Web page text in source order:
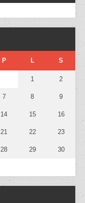
P L S
1 2
7 8 9
14 15 16
21 22 23
28 29 30